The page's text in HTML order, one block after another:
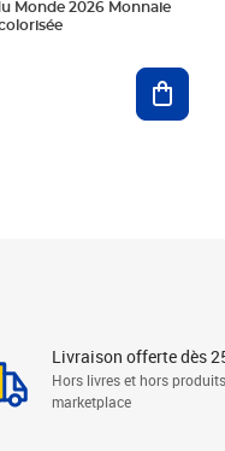
Monde 2026 Monnaie
Livraison offerte dès
Hors livres et hors produits
marketplace